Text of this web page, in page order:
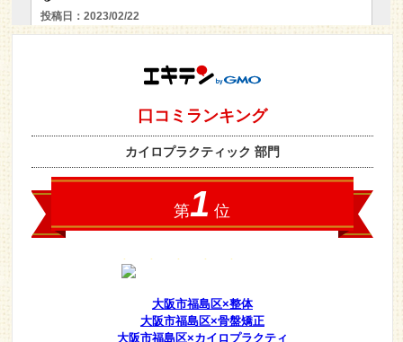
大阪市福島区×整体
大阪市福島区×骨盤矯正
大阪市福島区×カイロプラクティ